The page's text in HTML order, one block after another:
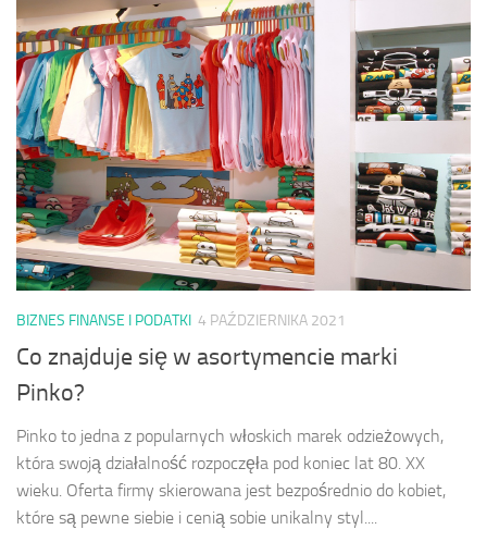
BIZNES FINANSE I PODATKI 4 PAŹDZIERNIKA 2021
Co znajduje się w asortymencie marki
Pinko?
Pinko to jedna z popularnych włoskich marek odzieżowych,
która swoją działalność rozpoczęła pod koniec lat 80. XX
wieku. Oferta firmy skierowana jest bezpośrednio do kobiet,
które są pewne siebie i cenią sobie unikalny styl....